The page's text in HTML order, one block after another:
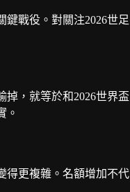
戰役。對關注2026世足
，就等於和2026世界盃
。
得更複雜。名額增加不代